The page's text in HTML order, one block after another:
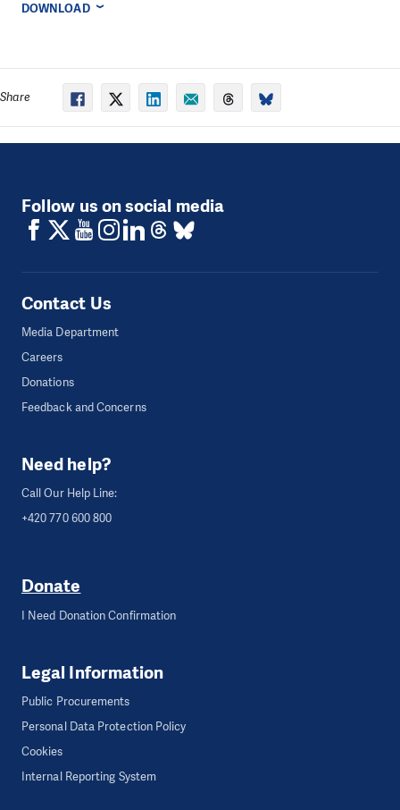
DOWNLOAD
Share
Follow us on social media
Contact Us
Media Department
Careers
Donations
Feedback and Concerns
Need help?
Call Our Help Line:
+420 770 600 800
Donate
I Need Donation Confirmation
Legal Information
Public Procurements
Personal Data Protection Policy
Cookies
Internal Reporting System